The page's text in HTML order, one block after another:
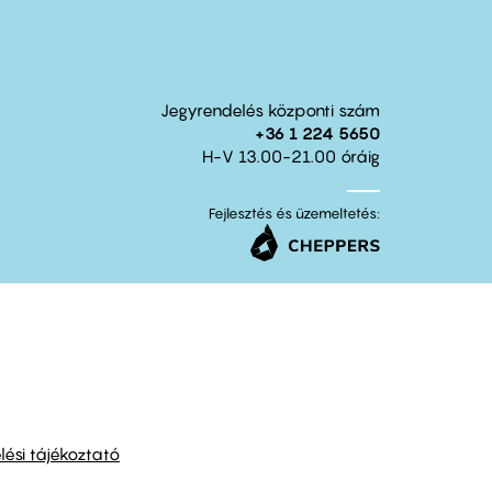
Jegyrendelés központi szám
+36 1 224 5650
H-V 13.00-21.00 óráig
Fejlesztés és üzemeltetés:
tájékoztató